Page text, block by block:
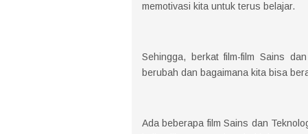
memotivasi kita untuk terus belajar.
Sehingga, berkat film-film Sains
berubah dan bagaimana kita bisa
Ada beberapa film Sains dan